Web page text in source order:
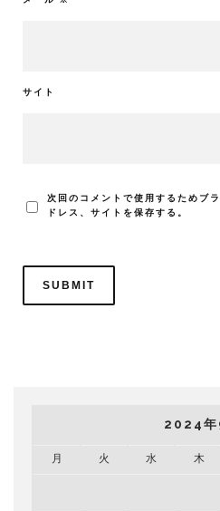
サイト
次回のコメントで使用するためブ
ドレス、サイトを保存する。
2024年
月 火 水 木